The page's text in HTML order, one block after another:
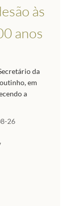
às
anos
da
em
a
26